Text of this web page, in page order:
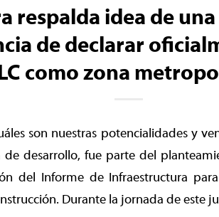
respalda idea de
de declarar
como zona
son nuestras potencialidades y
de desarrollo, fue parte del
del Informe de Infraestructura
Durante la jornada de este